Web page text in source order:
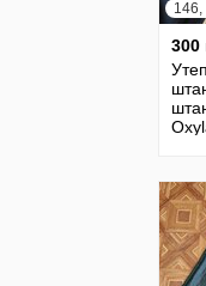
146,
300